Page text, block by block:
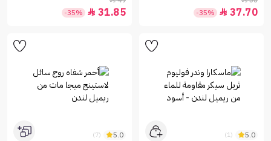
37.70

-35%
31.85

-35%
5.0
(1)
5.0
(7)